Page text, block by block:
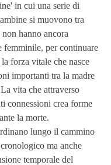
in cui una serie di
si muovono tra
hanno ancora
femminile, per continuare
forza vitale che nasce
importanti tra la madre
vita che attraverso
connessioni crea forme
la morte.
lungo il cammino
ma anche
temporale del